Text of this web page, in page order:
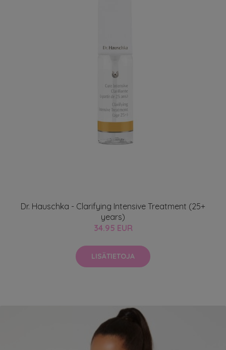
Dr. Hauschka - Clarifying Intensive Treatment (25+
years)
34.95 EUR
LISÄTIETOJA